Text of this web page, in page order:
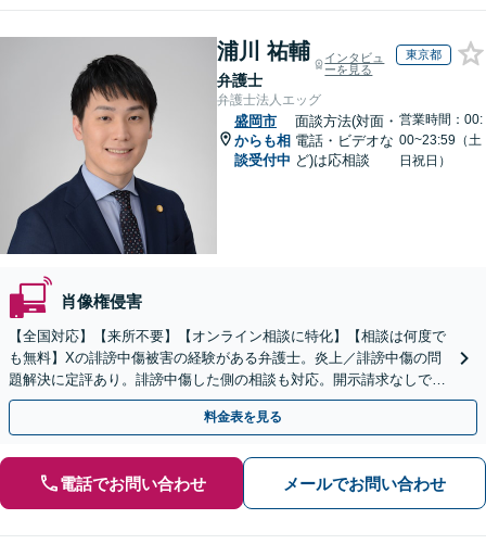
浦川 祐輔
弁護士
インタビュ
ーを見る
東京都
弁護士法人エッグ
盛岡市
からも相
談受付中
面談方法(対面・
電話・ビデオな
ど)は応相談
営業時間：00:
00~23:59（土
日祝日）
肖像権侵害
【全国対応】【来所不要】【オンライン相談に特化】【相談は何度で
も無料】Xの誹謗中傷被害の経験がある弁護士。炎上／誹謗中傷の問
題解決に定評あり。誹謗中傷した側の相談も対応。開示請求なしで本
人の特定ができる場合もあり。
料金表を見る
電話でお問い合わせ メールでお問い合わせ